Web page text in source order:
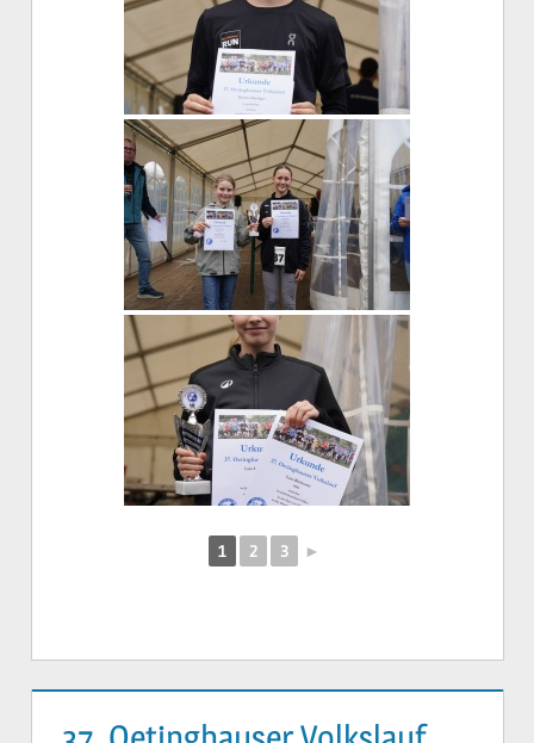
1 2 3 ►